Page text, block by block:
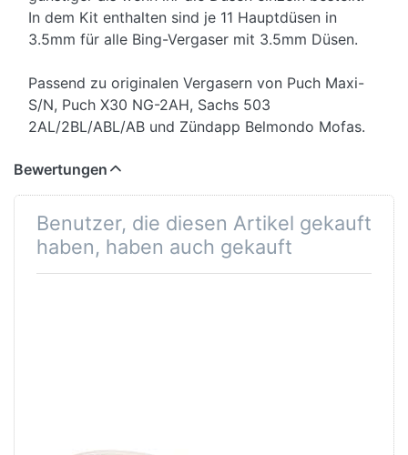
In dem Kit enthalten sind je 11 Hauptdüsen in
3.5mm für alle Bing-Vergaser mit 3.5mm Düsen.
Passend zu originalen Vergasern von Puch Maxi-
S/N, Puch X30 NG-2AH, Sachs 503
2AL/2BL/ABL/AB und Zündapp Belmondo Mofas.
Bewertungen
Benutzer, die diesen Artikel gekauft
haben, haben auch gekauft